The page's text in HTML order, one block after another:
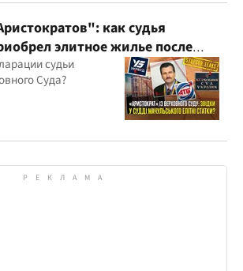
как судья
элитное жилье после
застройщика?
судьи
Суда?